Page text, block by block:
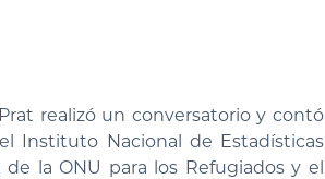
realizó un conversatorio y contó
Instituto Nacional de Estadísticas
de la ONU para los Refugiados y el